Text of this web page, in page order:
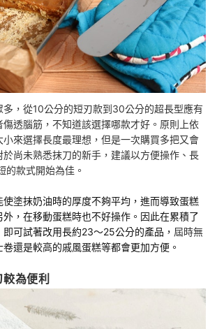
多，從10公分的短刃款到30公分的超長型應有
透腦筋，不知道該選擇哪款才好。原則上依
小來選擇長度最理想，但是一次購買多把又會
尚未熟悉抹刀的新手，建議以方便操作、長
的款式開始為佳。
使塗抹奶油時的厚度不夠平均，進而導致蛋糕
，在移動蛋糕時也不好操作。因此在累積了
可試著改用長約23～25公分的產品， 屆時無
還是較高的戚風蛋糕等都會更加方便。
為便利